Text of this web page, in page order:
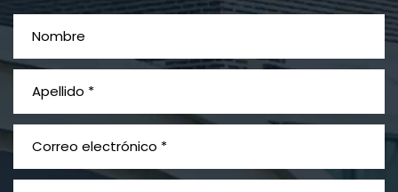
¿Qué es el mesotelioma?